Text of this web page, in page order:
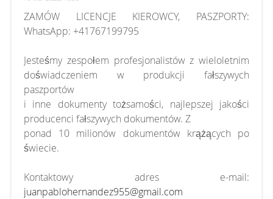
ZAMÓW LICENCJE KIEROWCY, PASZPORTY:
WhatsApp: +41767199795
Jesteśmy zespołem profesjonalistów z wieloletnim
doświadczeniem w produkcji fałszywych
paszportów
i inne dokumenty tożsamości, najlepszej jakości
producenci fałszywych dokumentów. Z
ponad 10 milionów dokumentów krążących po
świecie.
Kontaktowy adres e-mail:
juanpablohernandez955@gmail.com